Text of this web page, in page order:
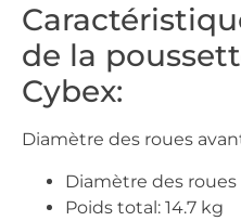
de la
Cybex:
Diamètre des roues
Diamètre des roues
Poids total: 14.7 kg